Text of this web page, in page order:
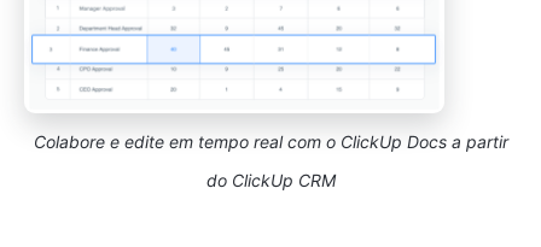
Colabore e edite em tempo real com o ClickUp Docs a partir
do ClickUp CRM